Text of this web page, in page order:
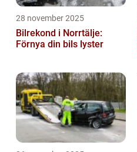
28 november 2025
Bilrekond i Norrtälje:
Förnya din bils lyster